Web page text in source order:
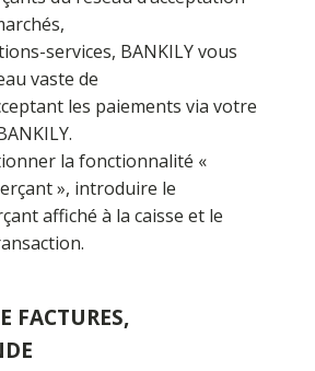
services, BANKILY vous
vaste de
les paiements via votre
la fonctionnalité «
», introduire le
affiché à la caisse et le
FACTURES,